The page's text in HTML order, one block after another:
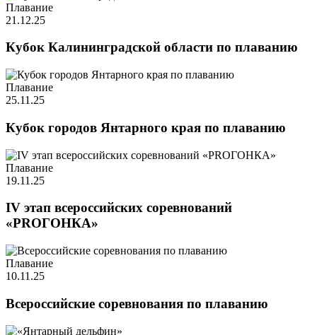
Плавание
21.12.25
Кубок Калининградской области по плаванию
Плавание
25.11.25
Кубок городов Янтарного края по плаванию
Плавание
19.11.25
IV этап всероссийских соревнований
«PROГОНКА»
Плавание
10.11.25
Всероссийские соревнования по плаванию